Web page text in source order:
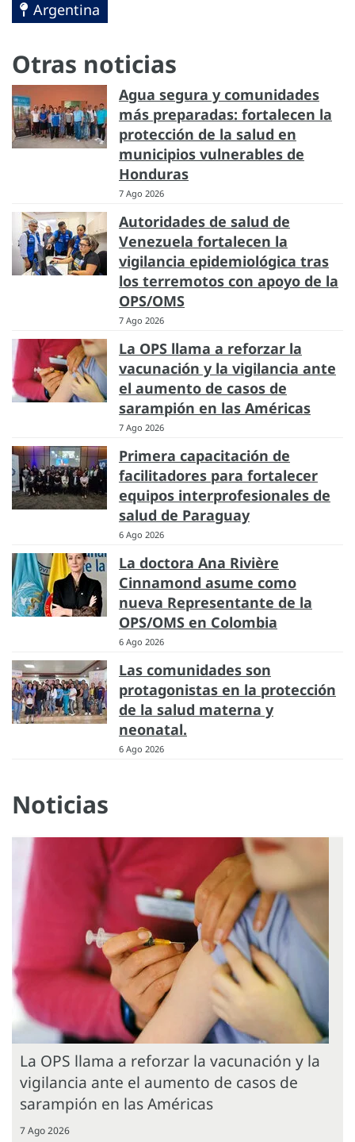
Argentina
Otras noticias
Agua segura y comunidades
más preparadas: fortalecen la
protección de la salud en
municipios vulnerables de
Honduras
7 Ago 2026
Autoridades de salud de
Venezuela fortalecen la
vigilancia epidemiológica tras
los terremotos con apoyo de la
OPS/OMS
7 Ago 2026
La OPS llama a reforzar la
vacunación y la vigilancia ante
el aumento de casos de
sarampión en las Américas
7 Ago 2026
Primera capacitación de
facilitadores para fortalecer
equipos interprofesionales de
salud de Paraguay
6 Ago 2026
La doctora Ana Rivière
Cinnamond asume como
nueva Representante de la
OPS/OMS en Colombia
6 Ago 2026
Las comunidades son
protagonistas en la protección
de la salud materna y
neonatal.
6 Ago 2026
Noticias
La OPS llama a reforzar la vacunación y la
vigilancia ante el aumento de casos de
sarampión en las Américas
7 Ago 2026